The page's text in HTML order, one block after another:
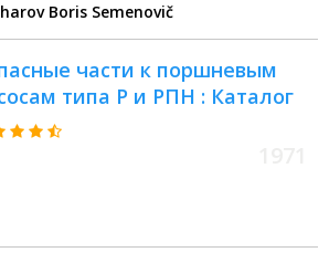
Boris Semenovič
части к поршневым
типа Р и РПН : Каталог